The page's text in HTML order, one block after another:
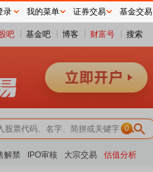
吧 基金吧 博客 财富号 搜索
0
解禁 IPO审核 大宗交易 估值分析
录 我的菜单 证券交易 基金交易